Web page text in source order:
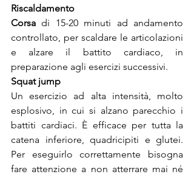
Riscaldamento
Corsa di 15-20 minuti ad andamento
controllato, per scaldare le articolazioni
e alzare il battito cardiaco, in
preparazione agli esercizi successivi.
Squat jump
Un esercizio ad alta intensità, molto
esplosivo, in cui si alzano parecchio i
battiti cardiaci. È efficace per tutta la
catena inferiore, quadricipiti e glutei.
Per eseguirlo correttamente bisogna
fare attenzione a non atterrare mai né